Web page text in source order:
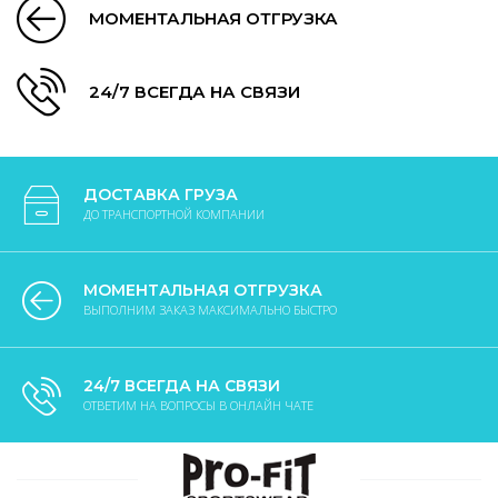
МОМЕНТАЛЬНАЯ ОТГРУЗКА
24/7 ВСЕГДА НА СВЯЗИ
ДОСТАВКА ГРУЗА
ДО ТРАНСПОРТНОЙ КОМПАНИИ
МОМЕНТАЛЬНАЯ ОТГРУЗКА
ВЫПОЛНИМ ЗАКАЗ МАКСИМАЛЬНО БЫСТРО
24/7 ВСЕГДА НА СВЯЗИ
ОТВЕТИМ НА ВОПРОСЫ В ОНЛАЙН ЧАТЕ